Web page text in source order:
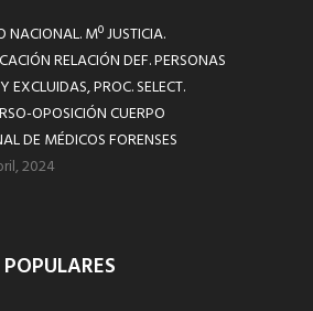
NACIONAL. Mº JUSTICIA.
RELACIÓN DEF. PERSONAS
EXCLUIDAS, PROC. SELECT.
OPOSICIÓN CUERPO
DE MÉDICOS FORENSES
2024